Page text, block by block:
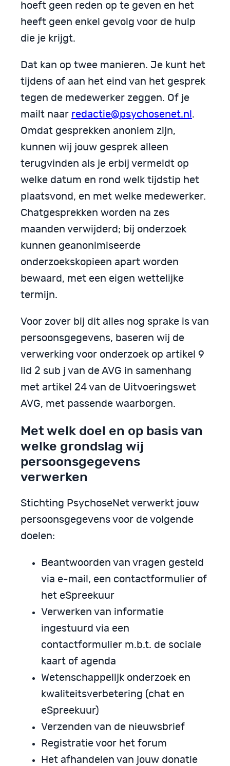
hoeft geen reden op te geven en het
heeft geen enkel gevolg voor de hulp
die je krijgt.
Dat kan op twee manieren. Je kunt het
tijdens of aan het eind van het gesprek
tegen de medewerker zeggen. Of je
mailt naar redactie@psychosenet.nl .
Omdat gesprekken anoniem zijn,
kunnen wij jouw gesprek alleen
terugvinden als je erbij vermeldt op
welke datum en rond welk tijdstip het
plaatsvond, en met welke medewerker.
Chatgesprekken worden na zes
maanden verwijderd; bij onderzoek
kunnen geanonimiseerde
onderzoekskopieen apart worden
bewaard, met een eigen wettelijke
termijn.
Voor zover bij dit alles nog sprake is van
persoonsgegevens, baseren wij de
verwerking voor onderzoek op artikel 9
lid 2 sub j van de AVG in samenhang
met artikel 24 van de Uitvoeringswet
AVG, met passende waarborgen.
Met welk doel en op basis van
welke grondslag wij
persoonsgegevens
verwerken
Stichting PsychoseNet verwerkt jouw
persoonsgegevens voor de volgende
doelen:
Beantwoorden van vragen gesteld
via e-mail, een contactformulier of
het eSpreekuur
Verwerken van informatie
ingestuurd via een
contactformulier m.b.t. de sociale
kaart of agenda
Wetenschappelijk onderzoek en
kwaliteitsverbetering (chat en
eSpreekuur)
Verzenden van de nieuwsbrief
Registratie voor het forum
Het afhandelen van jouw donatie